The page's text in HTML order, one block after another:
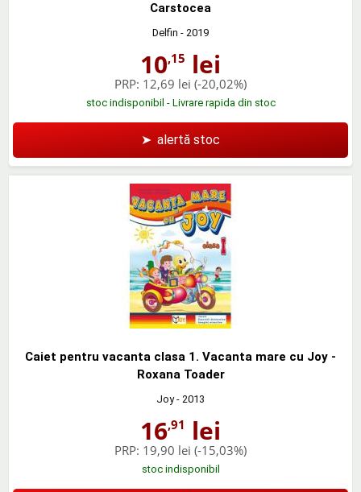
Carstocea
Delfin - 2019
10,15 lei
PRP: 12,69 lei (-20,02%)
stoc indisponibil - Livrare rapida din stoc
➤ alertă stoc
Caiet pentru vacanta clasa 1. Vacanta mare cu Joy -
Roxana Toader
Joy- 2013
16,91 lei
PRP: 19,90 lei (-15,03%)
stoc indisponibil